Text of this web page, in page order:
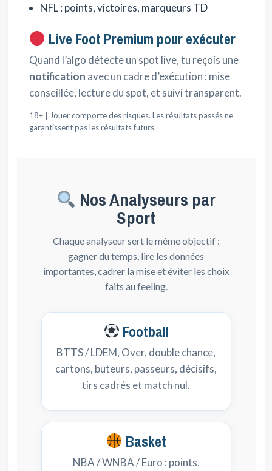
NFL : points, victoires, marqueurs TD
Live Foot Premium pour exécuter
Quand l’algo détecte un spot live, tu reçois une
notification avec un cadre d’exécution : mise
conseillée, lecture du spot, et suivi transparent.
18+ | Jouer comporte des risques. Les résultats passés ne
garantissent pas les résultats futurs.
Nos Analyseurs par
Sport
Chaque analyseur sert le même objectif :
gagner du temps, lire les données
importantes, cadrer la mise et éviter les choix
faits au feeling.
Football
BTTS / LDEM, Over, double chance,
cartons, buteurs, passeurs, décisifs,
tirs cadrés et match nul.
Basket
NBA / WNBA / Euro : points,